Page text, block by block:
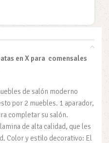
en X para comensales
de salón moderno
por 2 muebles. 1 aparador,
completar su salón.
de alta calidad, que les
Color y estilo decorativo: El